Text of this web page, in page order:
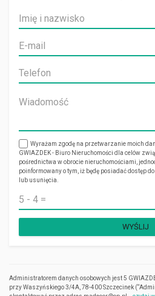
Wyrażam zgodę na przetwarzanie moich
GWIAZDEK - Biuro Nieruchomości dla celów
pośrednictwa w obrocie nieruchomościami,
poinformowany o tym, iż będę posiadać dostęp
lub usunięcia.
Administratorem danych osobowych jest 5
przy Waszyńskiego 3/4A, 78-400 Szczecinek